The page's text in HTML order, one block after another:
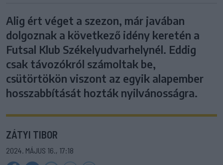
Alig ért véget a szezon, már javában
dolgoznak a következő idény keretén a
Futsal Klub Székelyudvarhelynél. Eddig
csak távozókról számoltak be,
csütörtökön viszont az egyik alapember
hosszabbítását hozták nyilvánosságra.
ZÁTYI TIBOR
2024. MÁJUS 16., 17:18